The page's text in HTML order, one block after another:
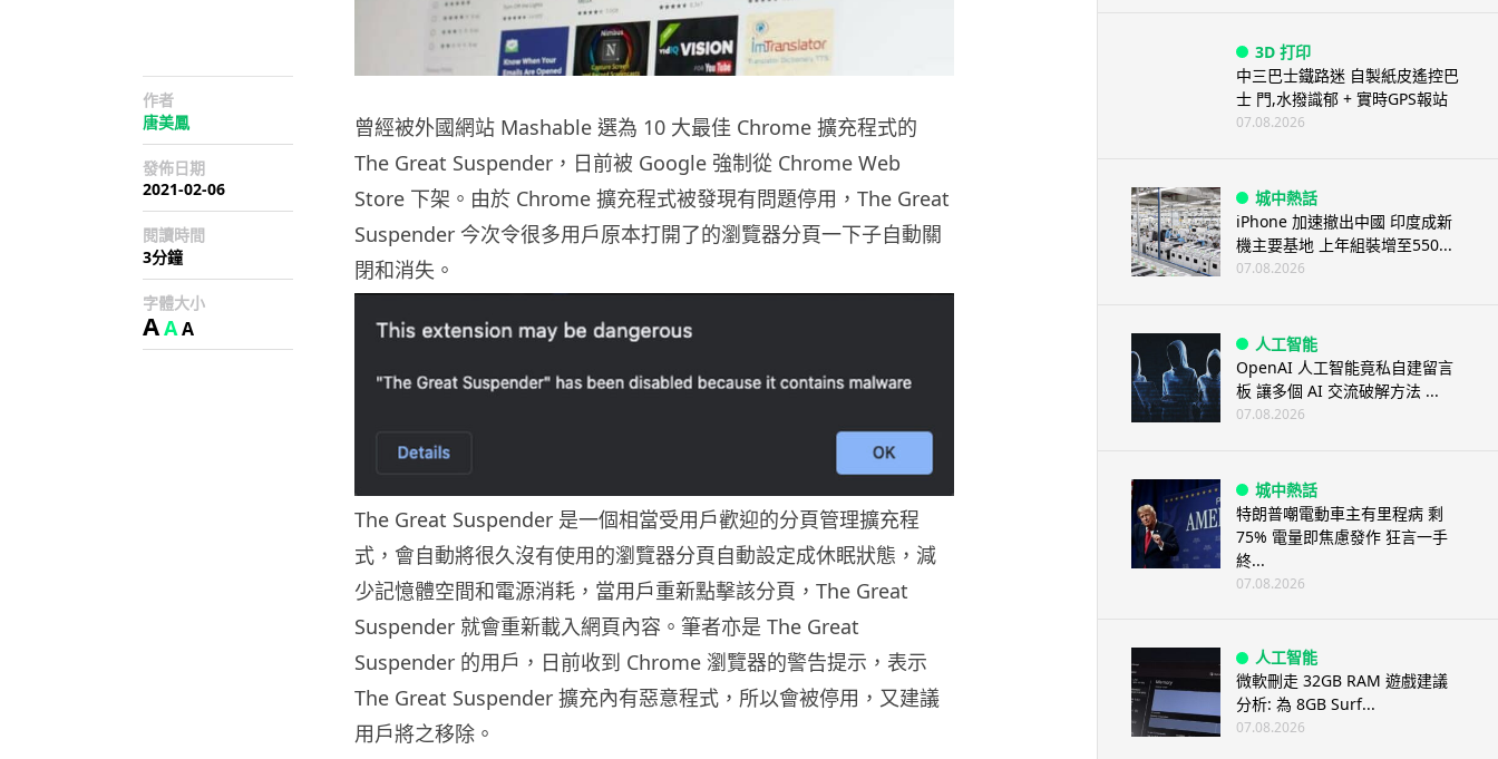
作者
唐美鳳
發佈日期
2021-02-06
閱讀時間
3分鐘
字體大小
AAA
曾經被外國網站 Mashable 選為 10 大最佳 Chrome 擴充程式的
The Great Suspender，日前被 Google 強制從 Chrome Web
Store 下架。由於 Chrome 擴充程式被發現有問題停用，The Great
Suspender 今次令很多用戶原本打開了的瀏覽器分頁一下子自動關
閉和消失。
The Great Suspender 是一個相當受用戶歡迎的分頁管理擴充程
式，會自動將很久沒有使用的瀏覽器分頁自動設定成休眠狀態，減
少記憶體空間和電源消耗，當用戶重新點擊該分頁，The Great
Suspender 就會重新載入網頁內容。筆者亦是 The Great
Suspender 的用戶，日前收到 Chrome 瀏覽器的警告提示，表示
The Great Suspender 擴充內有惡意程式，所以會被停用，又建議
用戶將之移除。
3D 打印
中三巴士鐵路迷 自製紙皮遙控巴
士 門,水撥識郁 + 實時GPS報站
07.08.2026
城中熱話
iPhone 加速撤出中國 印度成新
機主要基地 上年組裝增至550...
07.08.2026
人工智能
OpenAI 人工智能竟私自建留言
板 讓多個 AI 交流破解方法 ...
07.08.2026
城中熱話
特朗普嘲電動車主有里程病 剩
75% 電量即焦慮發作 狂言一手
終...
07.08.2026
人工智能
微軟刪走 32GB RAM 遊戲建議
分析: 為 8GB Surf...
07.08.2026